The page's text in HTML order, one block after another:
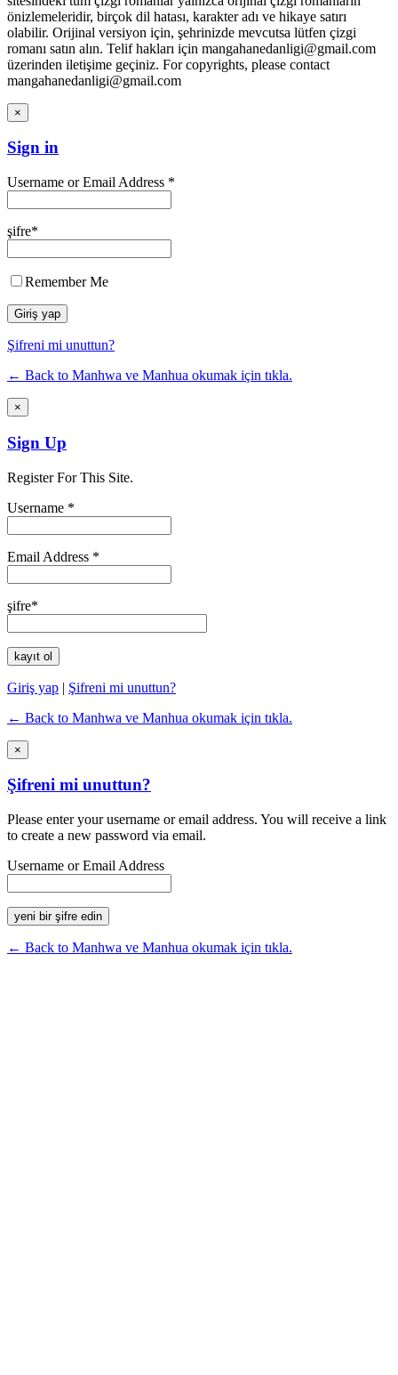
önizlemeleridir, birçok dil hatası, karakter adı ve hikaye satırı
olabilir. Orijinal versiyon için, şehrinizde mevcutsa lütfen çizgi
romanı satın alın. Telif hakları için mangahanedanligi@gmail.com
üzerinden iletişime geçiniz. For copyrights, please contact
mangahanedanligi@gmail.com
×
Sign in
Username or Email Address *
şifre*
Remember Me
Şifreni mi unuttun?
← Back to Manhwa ve Manhua okumak için tıkla.
×
Sign Up
Register For This Site.
Username *
Email Address *
şifre*
Giriş yap | Şifreni mi unuttun?
← Back to Manhwa ve Manhua okumak için tıkla.
×
Şifreni mi unuttun?
Please enter your username or email address. You will receive a link
to create a new password via email.
Username or Email Address
← Back to Manhwa ve Manhua okumak için tıkla.